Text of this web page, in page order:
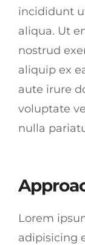
incididunt
aliqua. Ut
nostrud
aliquip ex
aute irure
voluptate
nulla
Lorem
adipisicing